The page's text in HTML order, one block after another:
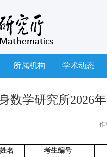
所属机构 学术动态
数学研究所2026
作
名 考生编号